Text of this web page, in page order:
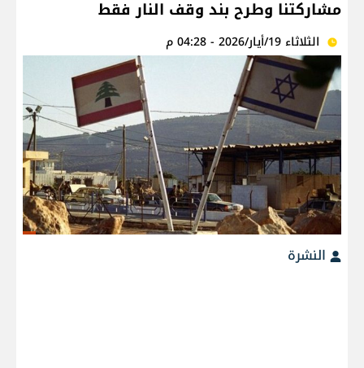
مشاركتنا وطرح بند وقف النار فقط
الثلاثاء 19/أيار/2026 - 04:28 م
النشرة